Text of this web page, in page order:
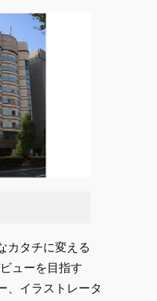
カタチに変える
ューを目指す
、イラストレータ